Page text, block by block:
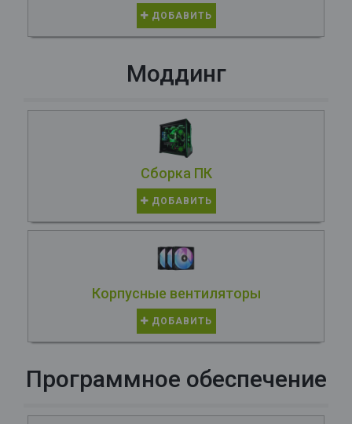
ДОБАВИТЬ
Моддинг
Сборка ПК
ДОБАВИТЬ
Корпусные вентиляторы
ДОБАВИТЬ
Программное обеспечение